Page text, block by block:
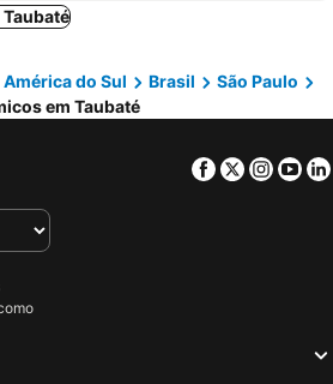
San Michel Palace Hotel
Antico Plaza Hotel
Plaza Suite Hotel
)
América do Sul Brasil
São Paulo
em Taubaté
Facebook
Twitter